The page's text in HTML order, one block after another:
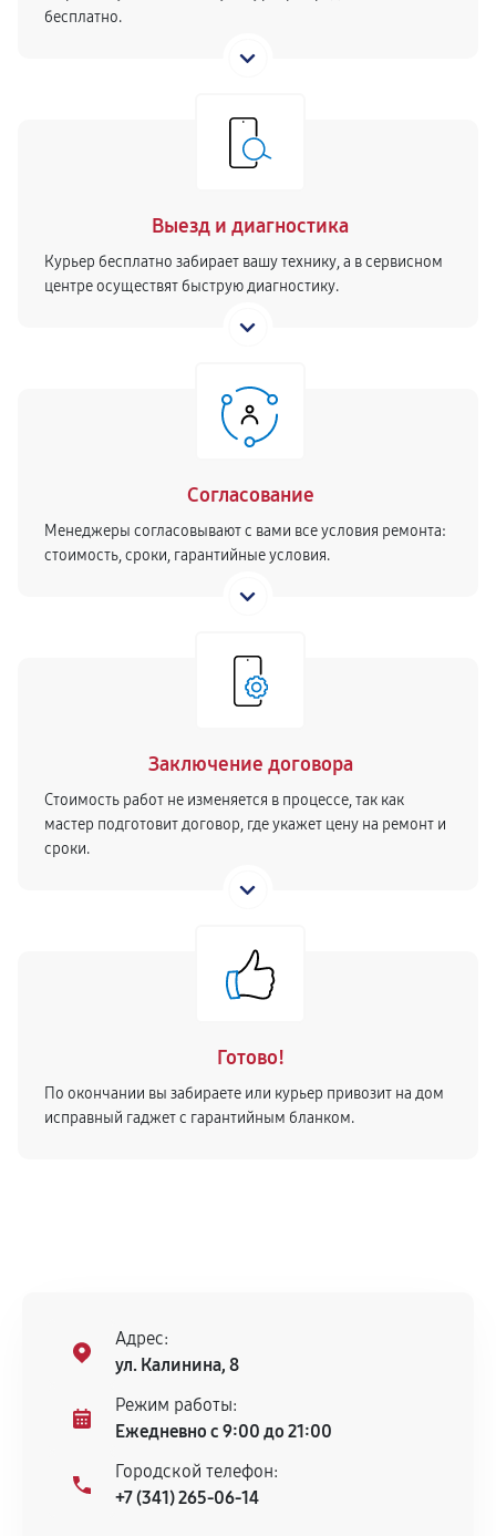
бесплатно.
Выезд и диагностика
Курьер бесплатно забирает вашу технику, а в сервисном
центре осуществят быструю диагностику.
Согласование
Менеджеры согласовывают с вами все условия ремонта:
стоимость, сроки, гарантийные условия.
Заключение договора
Стоимость работ не изменяется в процессе, так как
мастер подготовит договор, где укажет цену на ремонт и
сроки.
Готово!
По окончании вы забираете или курьер привозит на дом
исправный гаджет с гарантийным бланком.
Адрес:
ул. Калинина, 8
Режим работы:
Ежедневно с 9:00 до 21:00
Городской телефон:
+7 (341) 265-06-14